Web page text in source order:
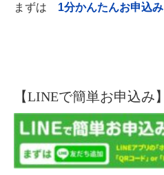
まずは 1分かんたんお申込み
【LINEで簡単お申込み】